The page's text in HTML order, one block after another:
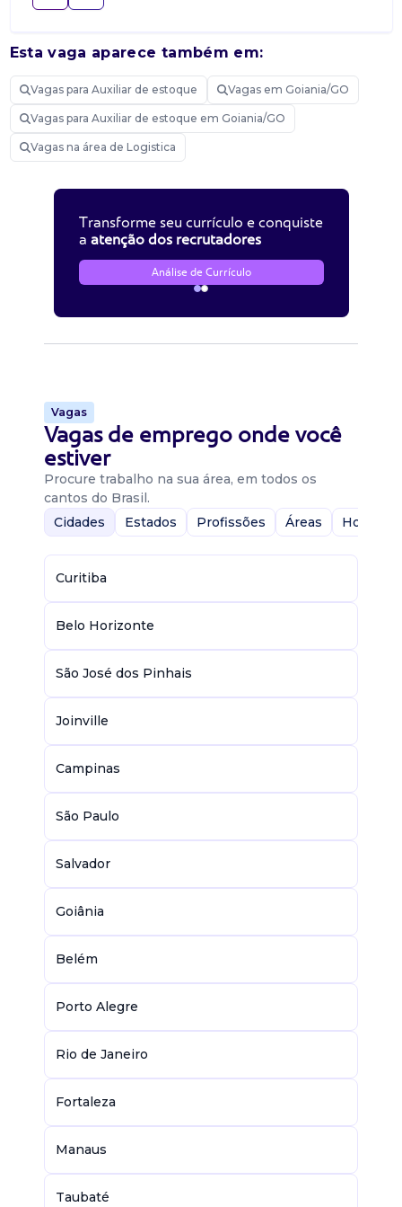
Esta vaga aparece também em:
Vagas para Auxiliar de estoque Vagas em Goiania/GO
Vagas para Auxiliar de estoque em Goiania/GO
Vagas na área de Logistica
Transforme seu currículo e conquiste
a atenção dos recrutadores
Análise de Currículo
Vagas
Vagas de emprego onde você
estiver
Procure trabalho na sua área, em todos os
cantos do Brasil.
Cidades
Estados Profissões Áreas Home-
Curitiba
Belo Horizonte
São José dos Pinhais
Joinville
Campinas
São Paulo
Salvador
Goiânia
Belém
Porto Alegre
Rio de Janeiro
Fortaleza
Manaus
Taubaté